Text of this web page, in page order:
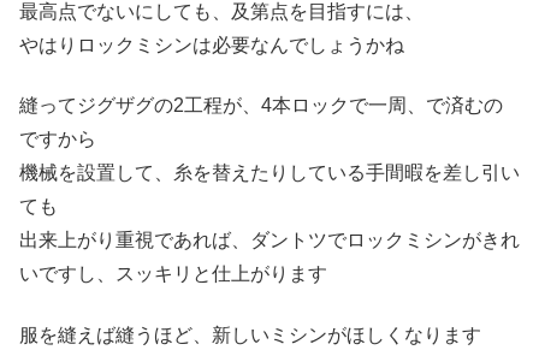
最高点でないにしても、及第点を目指すには、
やはりロックミシンは必要なんでしょうかね
縫ってジグザグの2工程が、4本ロックで一周、で済むの
ですから
機械を設置して、糸を替えたりしている手間暇を差し引い
ても
出来上がり重視であれば、ダントツでロックミシンがきれ
いですし、スッキリと仕上がります
服を縫えば縫うほど、新しいミシンがほしくなります